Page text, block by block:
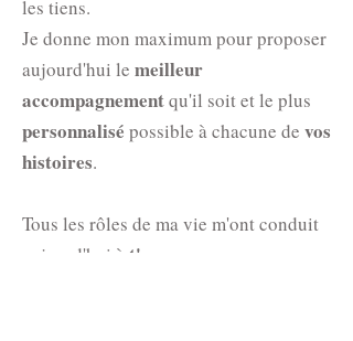
les tiens.
Je donne mon maximum pour proposer
aujourd'hui le meilleur
accompagnementqu'il soit et le plus
personnalisé possible à chacune de vos
histoires.
Tous les rôles de ma vie m'ont conduit
aujourd'hui à t'accompagner avec